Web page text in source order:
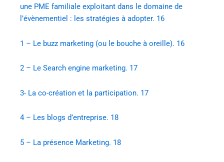
une PME familiale exploitant dans le domaine de
l’évènementiel : les stratégies à adopter. 16
1 – Le buzz marketing (ou le bouche à oreille). 16
2 – Le Search engine marketing. 17
3- La co-création et la participation. 17
4 – Les blogs d’entreprise. 18
5 – La présence Marketing. 18